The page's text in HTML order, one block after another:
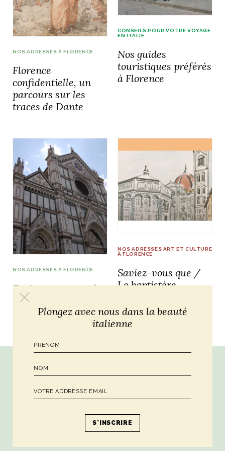
ITALIEN
joie de vivre
SUBLIME ! LE DÉCOR ITALIEN
ARTISANAT ITALIEN
Toscane
NOS ARTICLES ART ET DESIGN
superlatifs
ET FUGUEUSES
AND I
journal
bord
WEBSERIE
Dolce Follia
NOS ADRESSES À FLORENCE
Florence
confidentielle, un
parcours sur les
traces de Dante
CONSEILS POUR VOTRE VOYAGE
EN ITALIE
Nos guides
touristiques préférés
à Florence
NOS ADRESSES À FLORENCE
Saviez-vous que /
Trésor caché à Santa
Croce
NOS ADRESSES ART ET CULTURE
À FLORENCE
Saviez-vous que /
Le baptistère
Par ici la dose hebdomadaire de sagesse
italienne !
Plongez avec nous dans la beauté
italienne